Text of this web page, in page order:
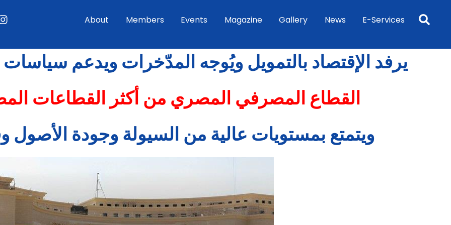
About Members Events Magazine Gallery News E-Services
يرفد الإقتصاد بالتمويل ويُوجه المدّخرات ويدعم سياسات
القطاع المصرفي المصري من أكثر القطاعات
ويتمتع بمستويات عالية من السيولة وجودة الأصول